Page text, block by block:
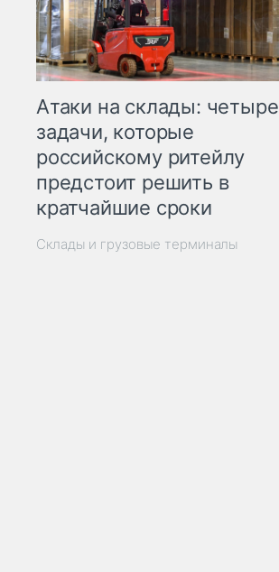
Атаки на склады: четыре
задачи, которые
российскому ритейлу
предстоит решить в
кратчайшие сроки
Склады и грузовые терминалы